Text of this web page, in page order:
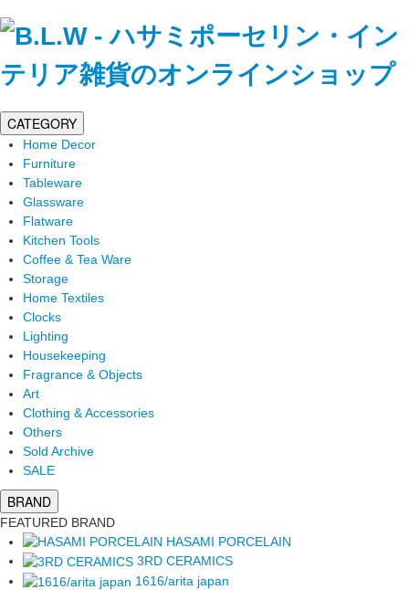
CATEGORY
Home Decor
Furniture
Tableware
Glassware
Flatware
Kitchen Tools
Coffee & Tea Ware
Storage
Home Textiles
Clocks
Lighting
Housekeeping
Fragrance & Objects
Art
Clothing & Accessories
Others
Sold Archive
SALE
BRAND
FEATURED BRAND
HASAMI PORCELAIN
3RD CERAMICS
1616/arita japan